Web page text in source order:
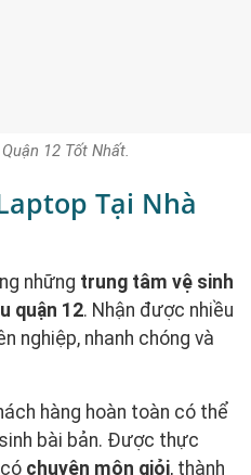
12 Tốt Nhất.
Tại Nhà
những trung tâm vệ sinh
quận 12. Nhận được nhiều
nghiệp, nhanh chóng và
hàng hoàn toàn có thể
bài bản. Được thực
chuyên môn giỏi, thành